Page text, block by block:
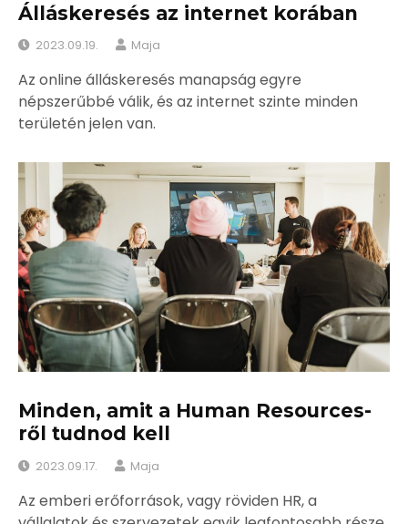
Álláskeresés az internet korában
2023.09.19. Maja
Az online álláskeresés manapság egyre
népszerűbbé válik, és az internet szinte minden
területén jelen van.
Minden, amit a Human Resources-
ről tudnod kell
2023.09.17. Maja
Az emberi erőforrások, vagy röviden HR, a